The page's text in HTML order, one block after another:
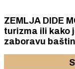
ZEMLJA DIDE
turizma ili kako je don Stipe Perkov
zaboravu